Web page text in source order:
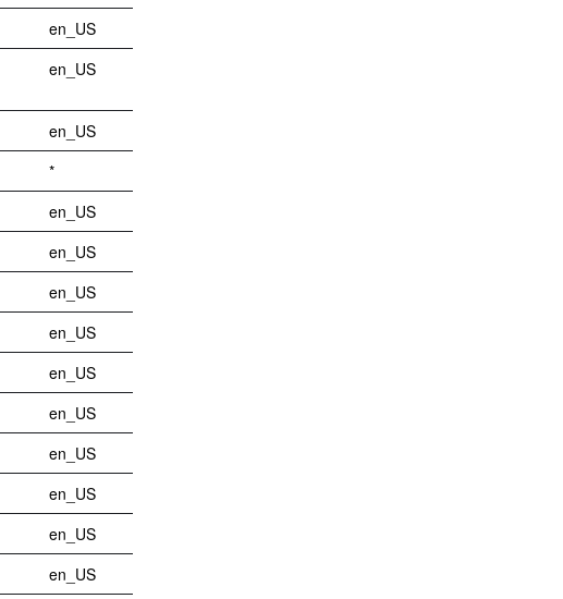
en_US
en_US
en_US
*
en_US
en_US
en_US
en_US
en_US
en_US
en_US
en_US
en_US
en_US